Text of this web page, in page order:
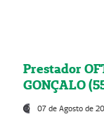
Prestador
GONÇALO
07 de Agosto de